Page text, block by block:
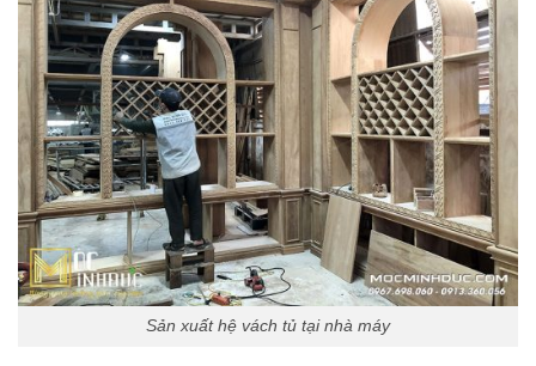
Sản xuất hệ vách tủ tại nhà máy